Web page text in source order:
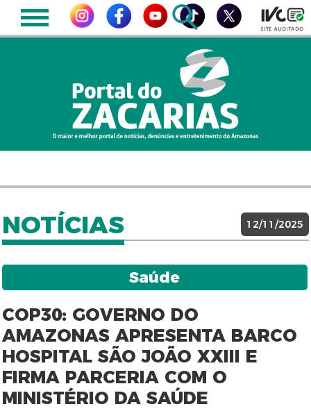
NOTÍCIAS 12/11/2025
Saúde
COP30: GOVERNO DO
AMAZONAS APRESENTA BARCO
HOSPITAL SÃO JOÃO XXIII E
FIRMA PARCERIA COM O
MINISTÉRIO DA SAÚDE